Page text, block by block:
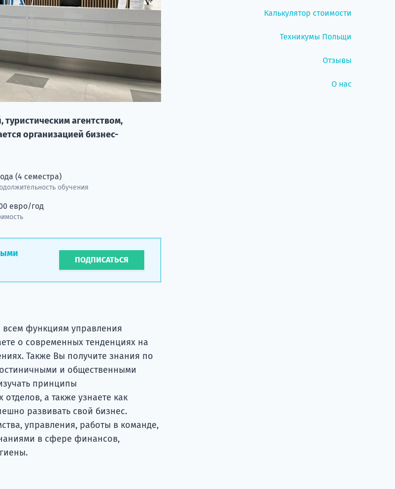
агентством,
организацией бизнес-
(4 семестра)
обучения
евро/год
ПОДПИСАТЬСЯ
всем функциям управления
о современных тенденциях на
Также Вы получите знания по
и общественными
принципы
а также узнаете как
развивать свой бизнес.
управления, работы в команде,
в сфере финансов,
Калькулятор стоимости
Техникумы Польщи
Отзывы
О нас